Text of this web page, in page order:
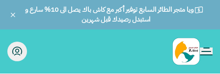
ويا متجر الطائر السابع توفير أكبر مع كاش باك يصل الى 10% سارع و
استبدل رصيدك قبل شهرين
الطائر السابع للحيوانات